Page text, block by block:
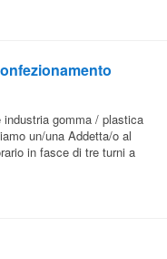
industria gomma / plastica
un/una Addetta/o al
in fasce di tre turni a